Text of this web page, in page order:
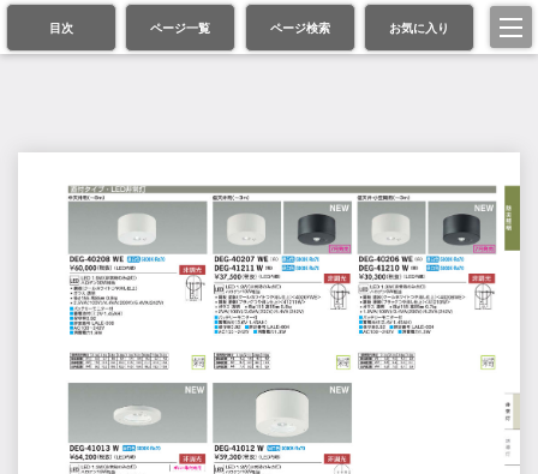
目次 ページ一覧 ページ検索 お気に入り